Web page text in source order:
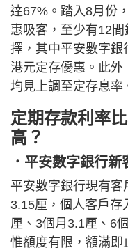
達67%。踏入8月份
惠吸客，至少有12
擇，其中平安數字銀
港元定存優惠。此
均見上調至定存息率
定期存款利率
高？
．平安數字銀行新
平安數字銀行現有
3.15厘，個人客戶存
厘、3個月3.1厘、6
惟額度有限，額滿即